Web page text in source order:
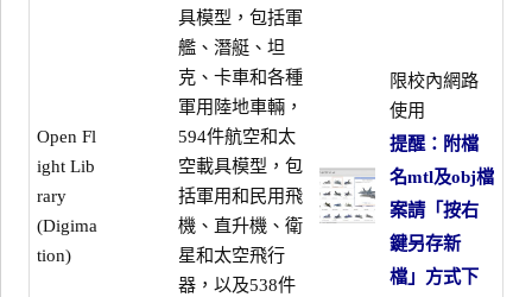
Open Fl
ight Lib
rary
(Digima
tion)
具模型，包括軍
艦、潛艇、坦
克、卡車和各種
軍用陸地車輛，
594件航空和太
空載具模型，包
括軍用和民用飛
機、直升機、衛
星和太空飛行
器，以及538件
限校內網路
使用
提醒：附檔
名mtl及obj檔
案請「按右
鍵另存新
檔」方式下